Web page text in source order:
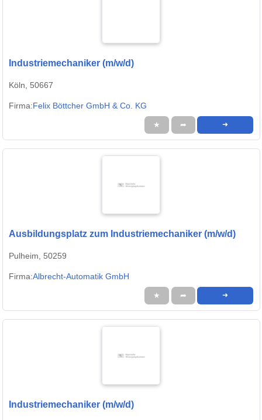
Industriemechaniker (m/w/d)
Köln, 50667
Firma:Felix Böttcher GmbH & Co. KG
★ ➦ ➜
Ausbildungsplatz zum Industriemechaniker (m/w/d)
Pulheim, 50259
Firma:Albrecht-Automatik GmbH
★ ➦ ➜
Industriemechaniker (m/w/d)